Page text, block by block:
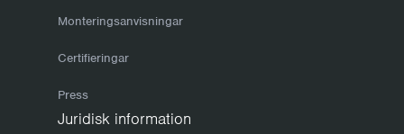
Monteringsanvisningar
Certifieringar
Press
Juridisk information